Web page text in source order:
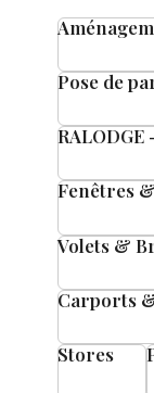
Pose de
Fenêtres
Volets &
Carports
Stores